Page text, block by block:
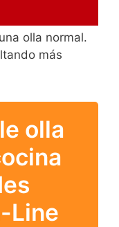
olla normal.
más
olla
Line